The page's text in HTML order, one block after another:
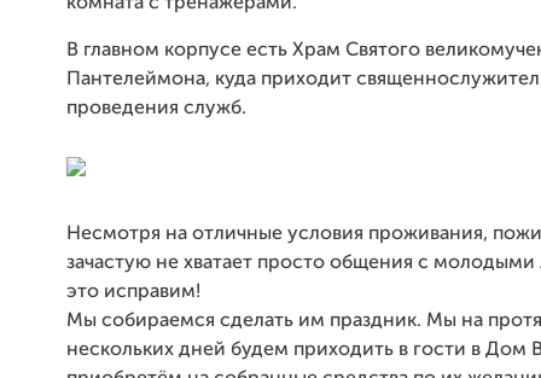
В главном корпусе есть Храм Святого
Пантелеймона, куда приходит
проведения служб.
Несмотря на отличные условия проживания,
зачастую не хватает просто общения с
это исправим!
Мы собираемся сделать им праздник. Мы на
нескольких дней будем приходить в гости в Дом